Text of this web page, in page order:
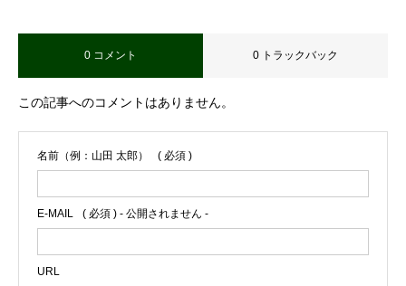
0 コメント 0 トラックバック
この記事へのコメントはありません。
名前（例：山田 太郎） ( 必須 )
E-MAIL ( 必須 ) - 公開されません -
URL